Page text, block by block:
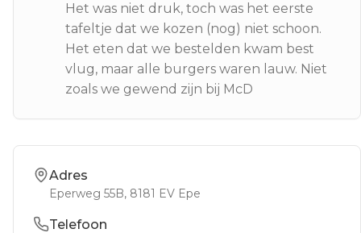
Het was niet druk, toch was het eerste
tafeltje dat we kozen (nog) niet schoon.
Het eten dat we bestelden kwam best
vlug, maar alle burgers waren lauw. Niet
zoals we gewend zijn bij McD
Adres
Eperweg 55B, 8181 EV Epe
Telefoon